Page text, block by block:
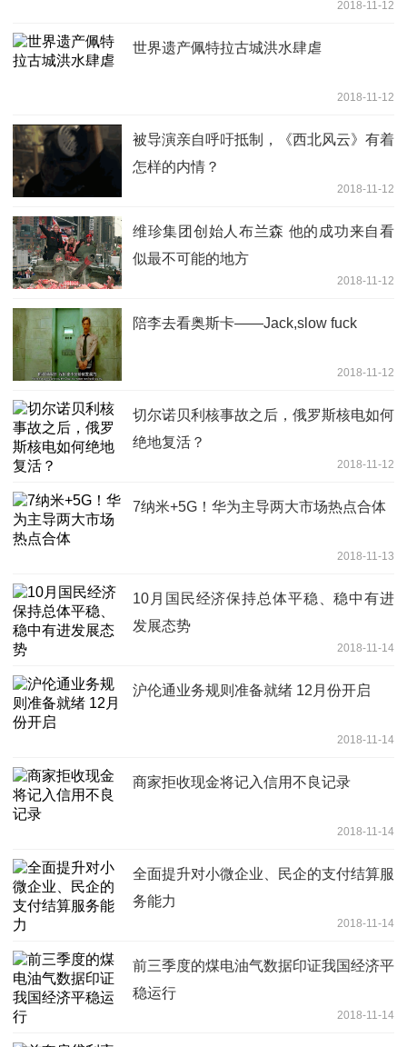
2018-11-12
世界遗产佩特拉古城洪水肆虐
2018-11-12
被导演亲自呼吁抵制，《西北风云》有着
怎样的内情？
2018-11-12
维珍集团创始人布兰森 他的成功来自看
似最不可能的地方
2018-11-12
陪李去看奥斯卡——Jack,slow fuck
2018-11-12
切尔诺贝利核事故之后，俄罗斯核电如何
绝地复活？
2018-11-12
7纳米+5G！华为主导两大市场热点合体
2018-11-13
10月国民经济保持总体平稳、稳中有进
发展态势
2018-11-14
沪伦通业务规则准备就绪 12月份开启
2018-11-14
商家拒收现金将记入信用不良记录
2018-11-14
全面提升对小微企业、民企的支付结算服
务能力
2018-11-14
前三季度的煤电油气数据印证我国经济平
稳运行
2018-11-14